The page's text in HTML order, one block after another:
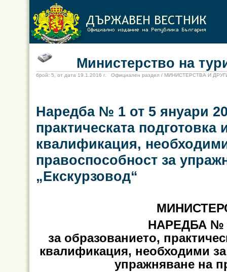
Министерство на
брой: 5, от дата 19.1.2016 г. Официален раздел / МИНИСТЕРСТВА И
Наредба № 1 от 5 януари
практическата
квалификация,
правоспособност за
„Eкскурзовод“
НАРЕДБА № 1
за образованието,
квалификация, необходими
упражняване на